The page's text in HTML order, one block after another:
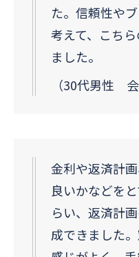
た。信頼性や
考えて、こち
ました。
（30代男性 会
金利や返済計
良いかなどを
らい、返済計
成できました